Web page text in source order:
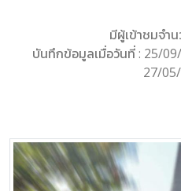
มีผู้เข้าชมจำ
บันทึกข้อมูลเมื่อวันที่ : 25/
27/